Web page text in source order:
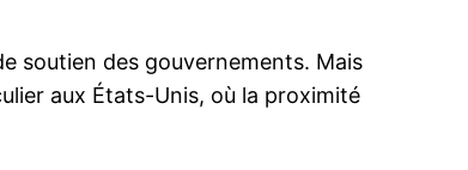
soutien des gouvernements. Mais
aux États-Unis, où la proximité